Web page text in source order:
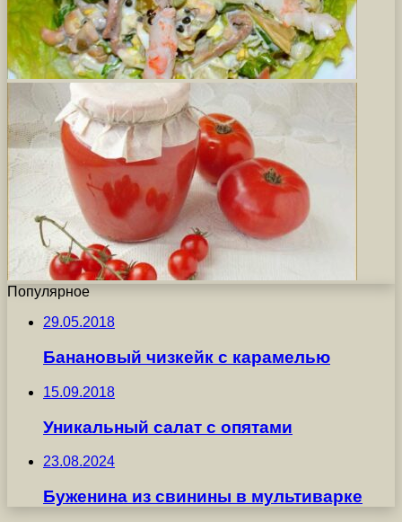
Популярное
29.05.2018
Банановый чизкейк с карамелью
15.09.2018
Уникальный салат с опятами
23.08.2024
Буженина из свинины в мультиварке